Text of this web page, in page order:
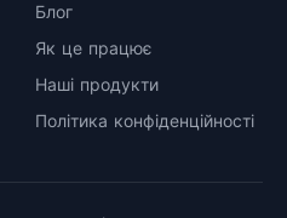
Блог
Як це працює
Наші продукти
Політика конфіденційності